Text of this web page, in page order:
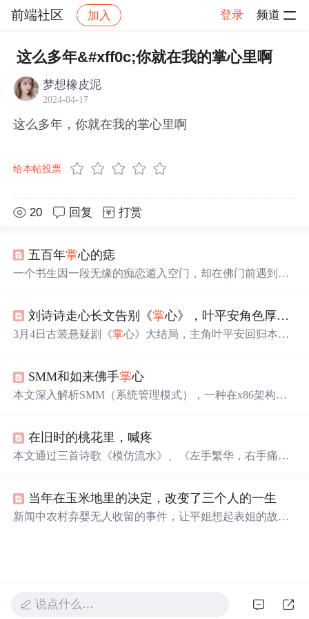
前端社区 加入 登录 频道
社区 前端社区 感慨 帖子详情
这么多年&#xff0c;你就在我的掌心里啊
梦想橡皮泥
2024-04-17
这么多年，你就在我的掌心里啊
给本帖投票
20 回复 打赏
五百年掌心的痣
一个书生因一段无缘的痴恋遁入空门，却在佛门前遇到了
刘诗诗走心长文告别《掌心》，叶平安角色厚度十足引观众喜爱
3月4日古装悬疑剧《掌心》大结局，主角叶平安回归本心
为保将士放弃个人恩怨，展现家国格局。此外，该剧质感
精良，刘诗诗也用心诠释角色。
SMM和如来佛手掌心
本文深入解析SMM（系统管理模式），一种在x86架构中
及产业生态的影响，特别是对安全领域的重大意义。
在旧时的桃花里，喊疼
本文通过三首诗歌《模仿流水》、《左手繁华，右手痛》
然意象，如雨、花瓣、河流等，以此来象征人生的无常与
变迁。
当年在玉米地里的决定，改变了三个人的一生
新闻中农村弃婴无人收留的事件，让平姐想起表姐的故
说点什么…